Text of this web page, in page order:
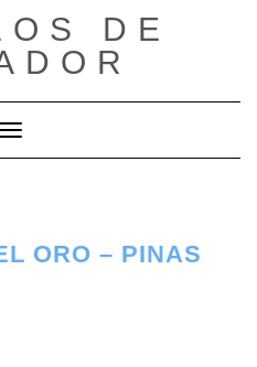
DE
Cambiar modo de navegación
ORO – PINAS